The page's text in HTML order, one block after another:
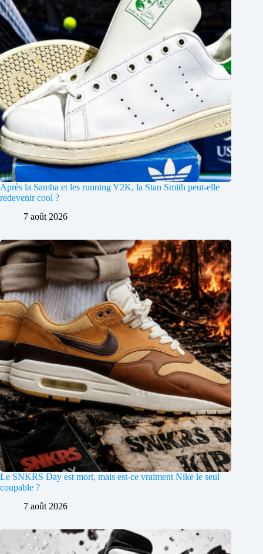
Après la Samba et les running Y2K, la Stan Smith peut-elle
redevenir cool ?
7 août 2026
Le SNKRS Day est mort, mais est-ce vraiment Nike le seul
coupable ?
7 août 2026